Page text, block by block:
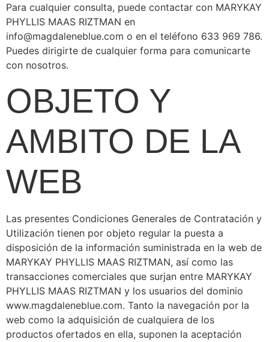
Para cualquier consulta, puede contactar con MARYKAY
PHYLLIS MAAS RIZTMAN en
info@magdaleneblue.com o en el teléfono 633 969 786.
Puedes dirigirte de cualquier forma para comunicarte
con nosotros.
OBJETO Y
AMBITO DE LA
WEB
Las presentes Condiciones Generales de Contratación y
Utilización tienen por objeto regular la puesta a
disposición de la información suministrada en la web de
MARYKAY PHYLLIS MAAS RIZTMAN, así como las
transacciones comerciales que surjan entre MARYKAY
PHYLLIS MAAS RIZTMAN y los usuarios del dominio
www.magdaleneblue.com. Tanto la navegación por la
web como la adquisición de cualquiera de los
productos ofertados en ella, suponen la aceptación